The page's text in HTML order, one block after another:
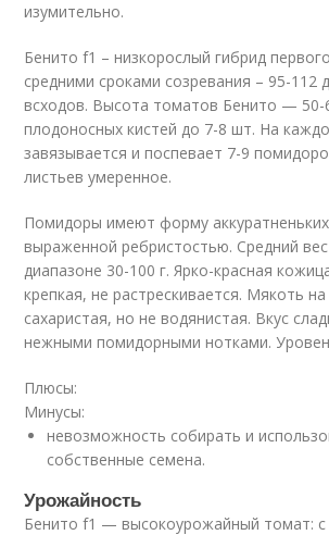
изумительно.
Бенито f1 – низкорослый гибрид
средними сроками созревания – 95-112
всходов. Высота томатов Бенито — 50-
плодоносных кистей до 7-8 шт. На
завязывается и поспевает 7-9
листьев умеренное.
Помидоры имеют форму
выраженной ребристостью. Средний
диапазоне 30-100 г. Ярко-красная
крепкая, не растрескивается. Мякоть
сахаристая, но не водянистая. Вкус
нежными помидорными нотками.
Плюсы:
Минусы:
невозможность собирать и
собственные семена.
Урожайность
Бенито f1 — высокоурожайный томат: с